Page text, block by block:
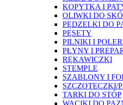
KOPYTKA I
OLIWKI DO
PĘDZELKI DO
PĘSETY
PILNIKI I
PŁYNY I
RĘKAWICZKI
STEMPLE
SZABLONY I
SZCZOTECZKI/
TARKI DO STÓP
WACIKI DO